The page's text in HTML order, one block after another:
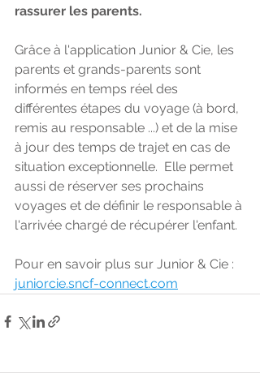
rassurer les parents.
Grâce à l'application Junior & Cie, les
parents et grands-parents sont
informés en temps réel des
différentes étapes du voyage (à bord,
remis au responsable ...) et de la mise
à jour des temps de trajet en cas de
situation exceptionnelle.  Elle permet
aussi de réserver ses prochains
voyages et de définir le responsable à
l'arrivée chargé de récupérer l'enfant.
Pour en savoir plus sur Junior & Cie :
juniorcie.sncf-connect.com